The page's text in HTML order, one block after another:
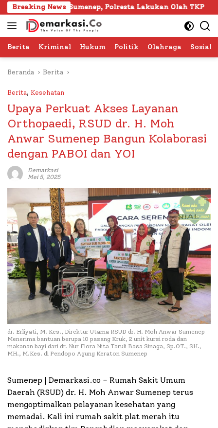
Langsung
ke
konten
Breaking News
Sumenep, Polresta Lakukan Olah TKP 103
Berita Kriminal Hukum Politik Olahraga Sosial
Beranda Berita
Berita, Kesehatan
Upaya Perkuat Akses Layanan
Orthopaedi, RSUD dr. H. Moh
Anwar Sumenep Bangun Kolaborasi
dengan PABOI dan YOI
Demarkasi
Mei 5, 2025
dr. Erliyati, M. Kes., Direktur Utama RSUD dr. H. Moh Anwar Sumenep
Menerima bantuan berupa 10 pasang Kruk, 2 unit kursi roda dan
makanan bayi dari dr. Nur Flora Nita Taruli Basa Sinaga, Sp.OT., SH.,
MH., M.Kes. di Pendopo Agung Keraton Sumenep
Sumenep | Demarkasi.co – Rumah Sakit Umum
Daerah (RSUD) dr. H. Moh Anwar Sumenep terus
mengoptimalkan pelayanan kesehatan yang
memadai. Kali ini rumah sakit plat merah itu